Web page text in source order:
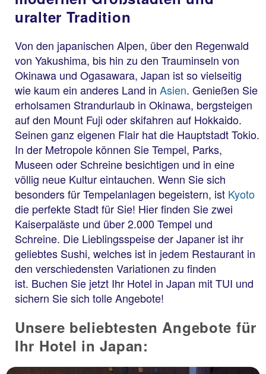
uralter Tradition
Von den japanischen Alpen, über den Regenwald
von Yakushima, bis hin zu den Trauminseln von
Okinawa und Ogasawara, Japan ist so vielseitig
wie kaum ein anderes Land in Asien. Genießen Sie
erholsamen Strandurlaub in Okinawa, bergsteigen
auf den Mount Fuji oder skifahren auf Hokkaido.
Seinen ganz eigenen Flair hat die Hauptstadt Tokio.
In der Metropole können Sie Tempel, Parks,
Museen oder Schreine besichtigen und in eine
völlig neue Kultur eintauchen. Wenn Sie sich
besonders für Tempelanlagen begeistern, ist Kyoto
die perfekte Stadt für Sie! Hier finden Sie zwei
Kaiserpaläste und über 2.000 Tempel und
Schreine. Die Lieblingsspeise der Japaner ist ihr
geliebtes Sushi, welches ist in jedem Restaurant in
den verschiedensten Variationen zu finden
ist. Buchen Sie jetzt Ihr Hotel in Japan mit TUI und
sichern Sie sich tolle Angebote!
Unsere beliebtesten Angebote für
Ihr Hotel in Japan: